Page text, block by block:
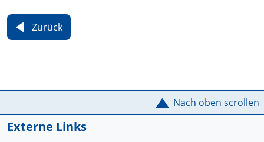
Zurück
Service Informationen Nach oben scrollen
Externe Links